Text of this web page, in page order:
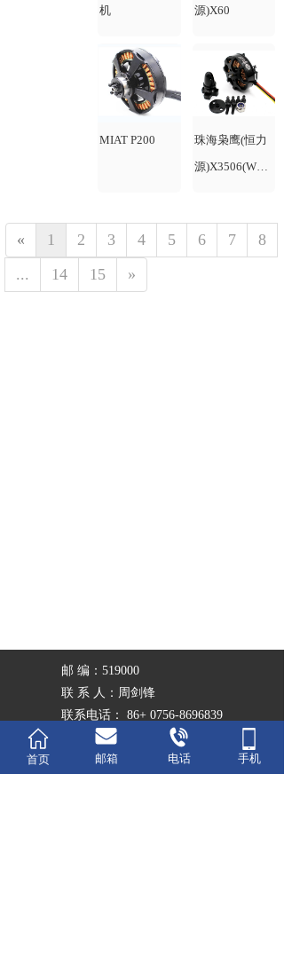
机
源)X60
MIAT P200
珠海枭鹰(恒力
源)X3506(W42
拍电机
« 1 2 3 4 5 6 7
8
...
14 15 »
联系电话： 86+ 0756-8696839
+86 13825687658
邮 编：519000
联 系 人：周剑锋
skype: zjfbsj@qq.com
首页 电话 手机
邮箱